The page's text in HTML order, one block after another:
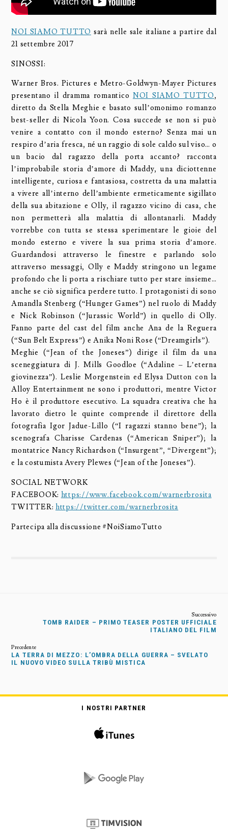
NOI SIAMO TUTTO sarà nelle sale italiane a partire dal
21 settembre 2017
SINOSSI:
Warner Bros. Pictures e Metro-Goldwyn-Mayer Pictures
presentano il dramma romantico NOI SIAMO TUTTO,
diretto da Stella Meghie e basato sull’omonimo romanzo
best-seller di Nicola Yoon. Cosa succede se non si può
venire a contatto con il mondo esterno? Senza mai un
respiro d’aria fresca, né un raggio di sole caldo sul viso… o
un bacio dal ragazzo della porta accanto? racconta
l’improbabile storia d’amore di Maddy, una diciottenne
intelligente, curiosa e fantasiosa, costretta da una malattia
a vivere all’interno dell’ambiente ermeticamente sigillato
della sua abitazione e Olly, il ragazzo vicino di casa, che
non permetterà alla malattia di allontanarli. Maddy
vorrebbe con tutta se stessa sperimentare le gioie del
mondo esterno e vivere la sua prima storia d’amore.
Guardandosi attraverso le finestre e parlando solo
attraverso messaggi, Olly e Maddy stringono un legame
profondo che li porta a rischiare tutto per stare insieme…
anche se ciò significa perdere tutto. I protagonisti di sono
Amandla Stenberg (“Hunger Games”) nel ruolo di Maddy
e Nick Robinson (“Jurassic World”) in quello di Olly.
Fanno parte del cast del film anche Ana de la Reguera
(“Sun Belt Express”) e Anika Noni Rose (“Dreamgirls”).
Meghie (“Jean of the Joneses”) dirige il film da una
sceneggiatura di J. Mills Goodloe (“Adaline – L’eterna
giovinezza”). Leslie Morgenstein ed Elysa Dutton con la
Alloy Entertainment ne sono i produttori, mentre Victor
Ho è il produttore esecutivo. La squadra creativa che ha
lavorato dietro le quinte comprende il direttore della
fotografia Igor Jadue-Lillo (“I ragazzi stanno bene”); la
scenografa Charisse Cardenas (“American Sniper”); la
montatrice Nancy Richardson (“Insurgent”, “Divergent”);
e la costumista Avery Plewes (“Jean of the Joneses”).
SOCIAL NETWORK
FACEBOOK: https://www.facebook.com/warnerbrosita
TWITTER:https://twitter.com/warnerbrosita
Partecipa alla discussione #NoiSiamoTutto
TOMB RAIDER – PRIMO TEASER POSTER UFFICIALE
ITALIANO DEL FILM
LA TERRA DI MEZZO: L’OMBRA DELLA GUERRA – SVELATO
IL NUOVO VIDEO SULLA TRIBÙ MISTICA
I NOSTRI PARTNER